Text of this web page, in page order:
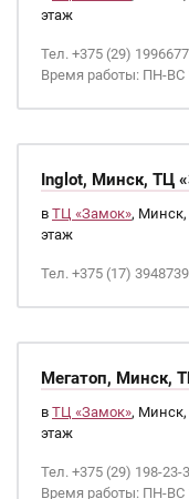
этаж
Тел. +375 (29) 1996677
Время работы: ПН-ВС
Inglot, Минск, ТЦ
в ТЦ «Замок», Минск,
этаж
Тел. +375 (17) 3948739
Мегатоп, Минск,
в ТЦ «Замок», Минск,
этаж
Тел. +375 (29) 198-23-
Время работы: ПН-ВС